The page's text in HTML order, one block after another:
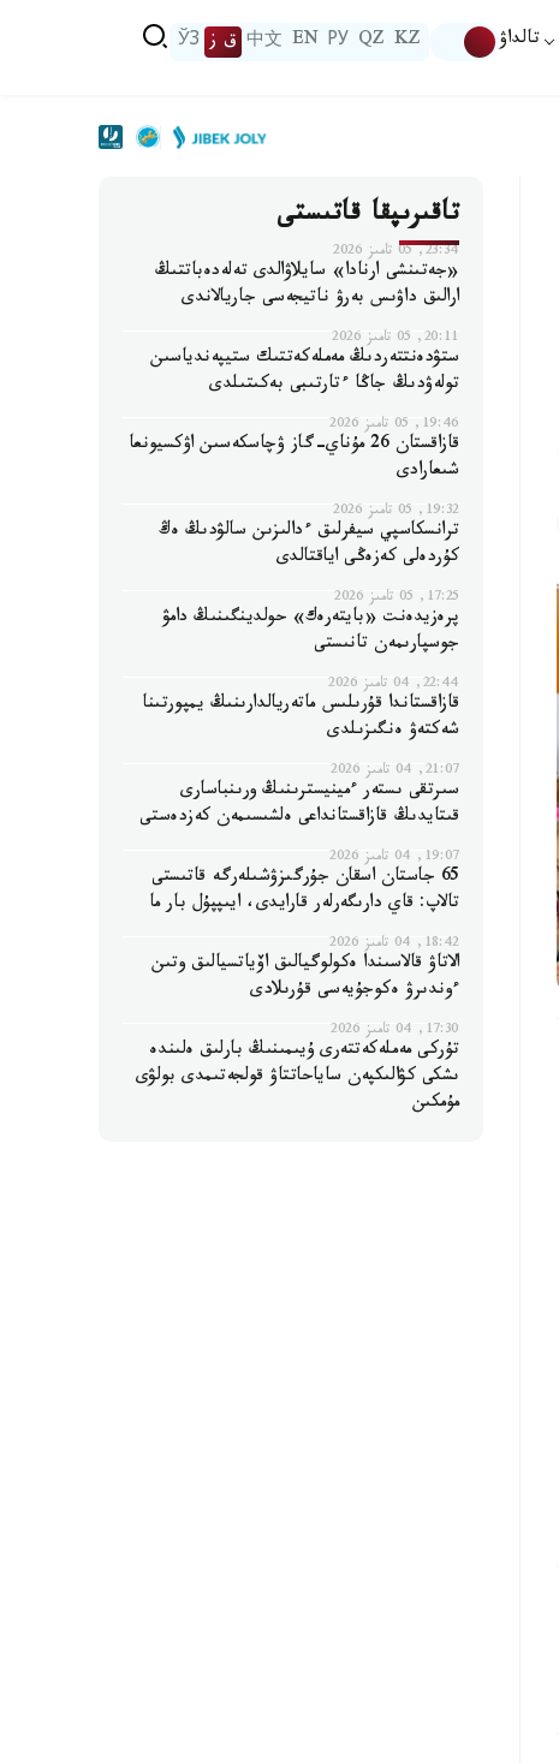
تالداۋ KZ
QZ
РУ
EN
中文 ق ز ЎЗ
تاقىرىپقا قاتىستى
23:34, 05 تامىز 2026
«جەتىنشى ارنادا» سايلاۋالدى تەلەدەباتتىڭ
ارالىق داۋىس بەرۋ ناتيجەسى جاريالاندى
20:11, 05 تامىز 2026
ستۋدەنتتەردىڭ مەملەكەتتىك ستيپەندياسىن
تولەۋدىڭ جاڭا ءتارتىبى بەكىتىلدى
19:46, 05 تامىز 2026
قازاقستان 26 مۇناي-گاز ۋچاسكەسىن اۋكسيونعا
شىعارادى
19:32, 05 تامىز 2026
ترانسكاسپي سيفرلىق ءدالىزىن سالۋدىڭ ەڭ
كۇردەلى كەزەڭى اياقتالدى
17:25, 05 تامىز 2026
پرەزيدەنت «بايتەرەك» حولدينگىنىڭ دامۋ
جوسپارىمەن تانىستى
22:44, 04 تامىز 2026
قازاقستاندا قۇرىلىس ماتەريالدارىنىڭ يمپورتىنا
شەكتەۋ ەنگىزىلدى
21:07, 04 تامىز 2026
سىرتقى ىستەر ءمينيسترىنىڭ ورىنباسارى
قىتايدىڭ قازاقستانداعى ەلشىسىمەن كەزدەستى
19:07, 04 تامىز 2026
65 جاستان اسقان جۇرگىزۋشىلەرگە قاتىستى
تالاپ: قاي دارىگەرلەر قارايدى، ايىپپۇل بار ما
18:42, 04 تامىز 2026
الاتاۋ قالاسىندا ەكولوگيالىق اۆياتسيالىق وتىن
ءوندىرۋ ەكوجۇيەسى قۇرىلادى
17:30, 04 تامىز 2026
تۇركى مەملەكەتتەرى ۇيىمىنىڭ بارلىق ەلىندە
ىشكى كۋالىكپەن ساياحاتتاۋ قولجەتىمدى بولۋى
مۇمكىن